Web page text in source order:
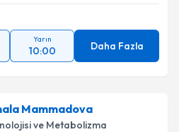
Talebini Gönder
Yarın
10:00 Daha Fazla
Mammadova
ve Metabolizma